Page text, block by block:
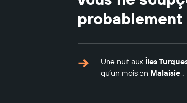
probablement
Une nuit auxÎles
qu’un mois en Malaisie .